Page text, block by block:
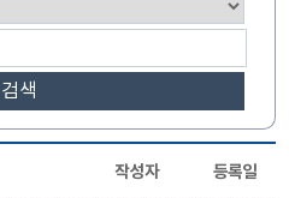
검색
작성자 등록일